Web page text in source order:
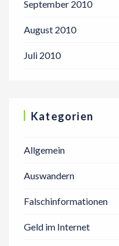
September 2010
August 2010
Juli 2010
Kategorien
Allgemein
Auswandern
Falschinformationen
Geld im Internet